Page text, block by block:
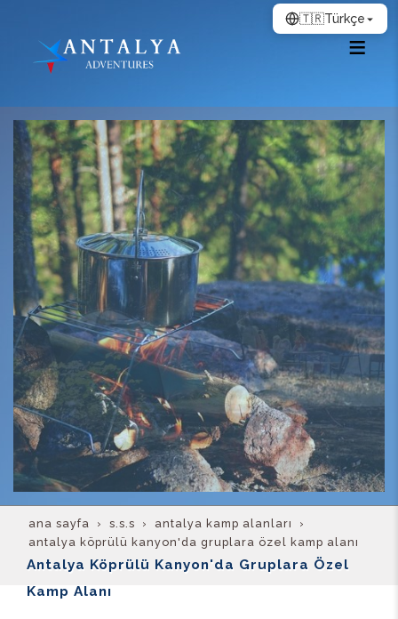
ana sayfa s.s.s
antalya kamp alanları
antalya köprülü kanyon'da gruplara özel kamp alanı
Antalya Köprülü Kanyon'da Gruplara Özel
Kamp Alanı
🇹🇷Türkçe